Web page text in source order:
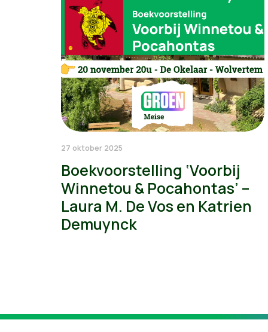
27 oktober 2025
Boekvoorstelling ‘Voorbij
Winnetou & Pocahontas’ –
Laura M. De Vos en Katrien
Demuynck